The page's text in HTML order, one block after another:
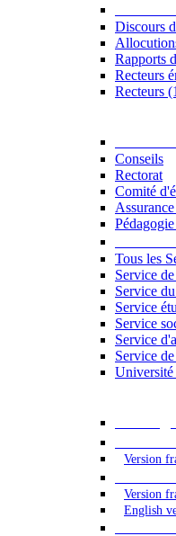
Discours
Rapports
Recteurs
Recteurs
Conseils
Rectorat
Comité
Tous les
Service
Service
Service
Service
Service
Service
Université
Version
Version
English